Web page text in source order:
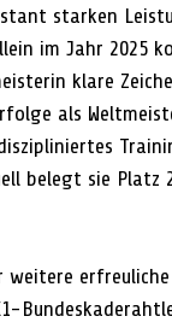
starken
im Jahr 2025
klare
als
belegt sie Platz
weitere